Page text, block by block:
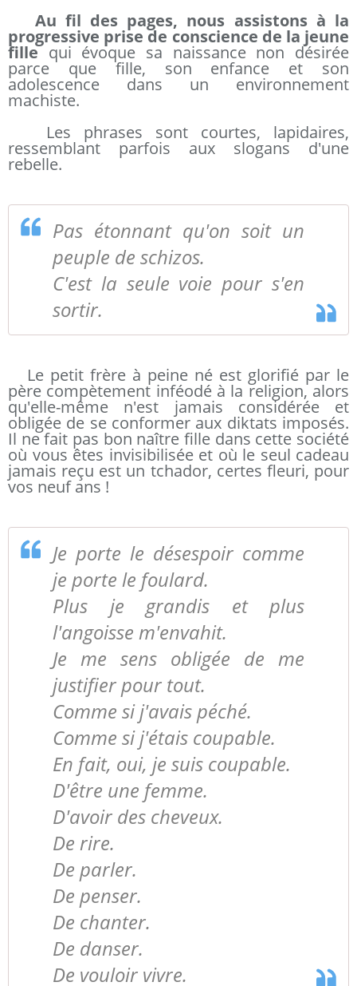
Au fil des pages, nous assistons à la
progressive prise de conscience de la jeune
fillequi évoque sa naissance non désirée
parce que fille, son enfance et son
adolescence dans un environnement
machiste.
Les phrases sont courtes, lapidaires,
ressemblant parfois aux slogans d'une
rebelle.
Pas étonnant qu'on soit un
peuple de schizos.
C'est la seule voie pour s'en
sortir.
Le petit frère à peine né est glorifié par le
père compètement inféodé à la religion, alors
qu'elle-même n'est jamais considérée et
obligée de se conformer aux diktats imposés.
Il ne fait pas bon naître fille dans cette société
où vous êtes invisibilisée et où le seul cadeau
jamais reçu est un tchador, certes fleuri, pour
vos neuf ans !
Je porte le désespoir comme
je porte le foulard.
Plus je grandis et plus
l'angoisse m'envahit.
Je me sens obligée de me
justifier pour tout.
Comme si j'avais péché.
Comme si j'étais coupable.
En fait, oui, je suis coupable.
D'être une femme.
D'avoir des cheveux.
De rire.
De parler.
De penser.
De chanter.
De danser.
De vouloir vivre.